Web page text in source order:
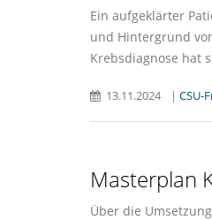
Ein aufgeklärter
und Hintergrund
Krebsdiagnose hat
13.11.2024 | CSU-
Masterplan
Über die